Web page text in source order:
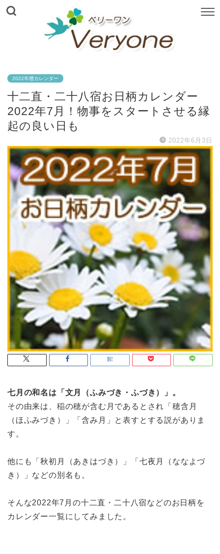
2022年暦カレンダー
十二直・二十八宿お日柄カレンダー
2022年7月！物事をスタートさせる縁
起の良い日も
2022年6月3日
七月の和名は「文月（ふみづき・ふづき）」。
その由来は、稲の穂が含む月であるとされ「穂含月
（ほふみづき）」「含み月」と表すとする説がありま
す。
他にも「秋初月（あきはづき）」「七夜月（ななよづ
き）」などの別名も。
そんな2022年7月の十二直・二十八宿などのお日柄を
カレンダー一覧にしてみました。